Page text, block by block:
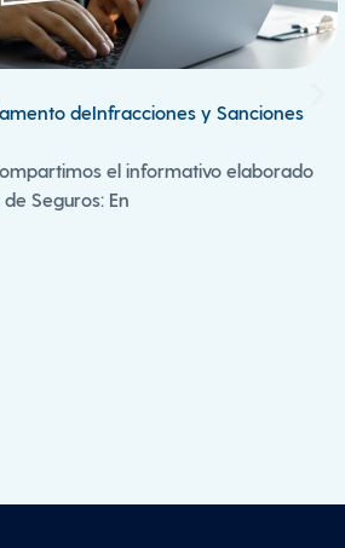
deInfracciones y Sanciones
el informativo elaborado
Seguros: En